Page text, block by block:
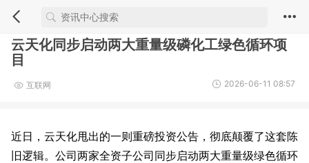
云天化同步启动两大重量级磷化工绿色循环项
目
互联网 2026-06-11 08:57
近日，云天化甩出的一则重磅投资公告，彻底颠覆了这套陈
旧逻辑。公司两家全资子公司同步启动两大重量级绿色循环